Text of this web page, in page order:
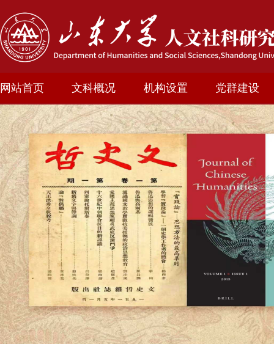
网站首页 文科概况 机构设置 党群建设